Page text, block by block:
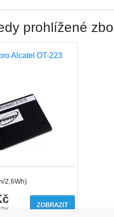
prohlížené
Alcatel OT-223
2,6Wh)
ZOBRAZIT